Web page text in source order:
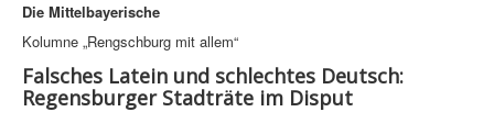
Die Mittelbayerische
Kolumne „Rengschburg mit allem“
Falsches Latein und schlechtes Deutsch:
Regensburger Stadträte im Disput